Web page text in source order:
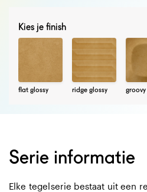
Kies je finish
flat glossy ridge glossy
Serie informatie
Elke tegelserie bestaat uit een